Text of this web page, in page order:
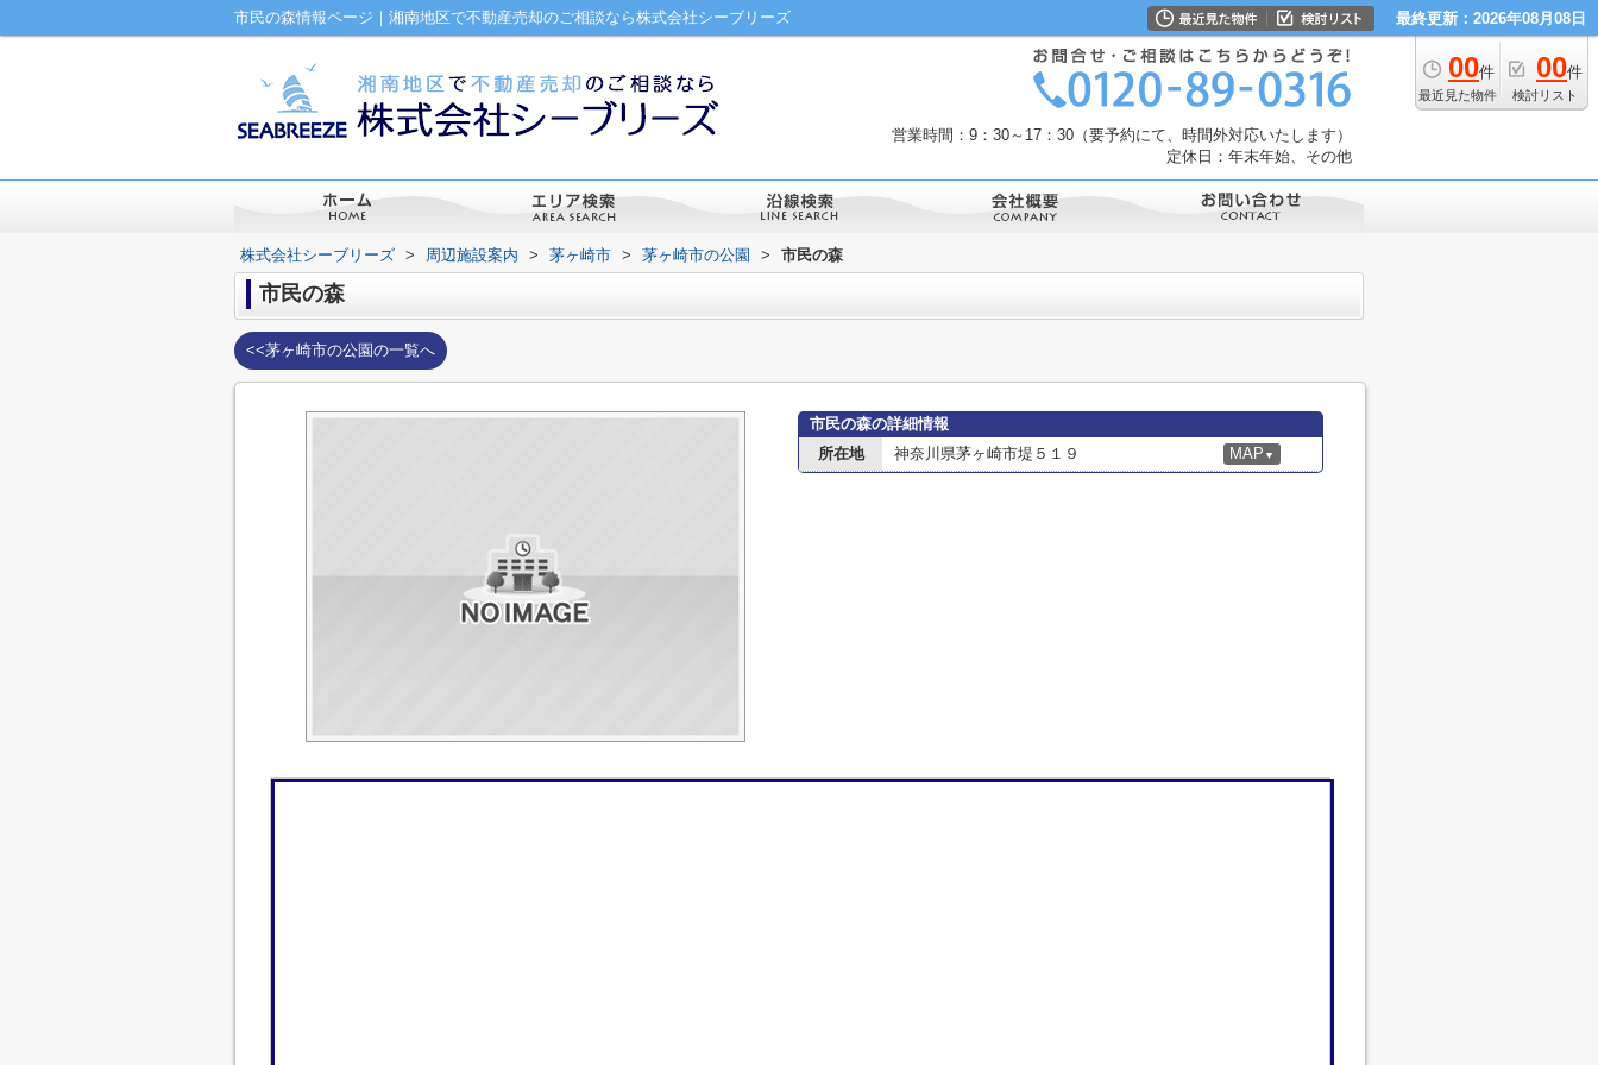
市民の森情報ページ｜湘南地区で不動産売却のご相談なら株式会社シーブリーズ 最終更新：2026年08月08日
00件
最近見た物件
00件
検討リスト
営業時間：9：30～17：30（要予約にて、時間外対応いたします）
定休日：年末年始、その他
株式会社シーブリーズ > 周辺施設案内 > 茅ヶ崎市 > 茅ヶ崎市の公園 > 市民の森
市民の森
<<茅ヶ崎市の公園の一覧へ
市民の森の詳細情報
所在地
神奈川県茅ヶ崎市堤５１９ MAP ▼